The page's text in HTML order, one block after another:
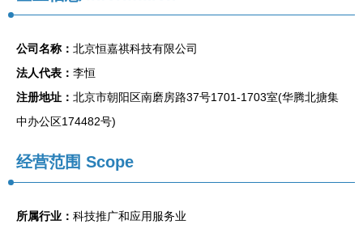
公司名称： 北京恒嘉祺科技有限公司
法人代表： 李恒
注册地址： 北京市朝阳区南磨房路37号1701-1703室(华腾北搪集
中办公区174482号)
经营范围 Scope
所属行业： 科技推广和应用服务业